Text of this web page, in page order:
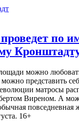
по
можно
представить
матросы
Виреном. А
повседневная
16+